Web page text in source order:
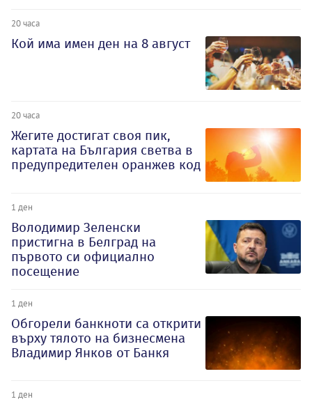
20 часа
Кой има имен ден на 8 август
20 часа
Жегите достигат своя пик,
картата на България светва в
предупредителен оранжев код
1 ден
Володимир Зеленски
пристигна в Белград на
първото си официално
посещение
1 ден
Обгорели банкноти са открити
върху тялото на бизнесмена
Владимир Янков от Банкя
1 ден